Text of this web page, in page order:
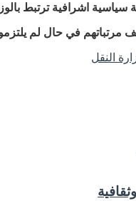
اشرافية ترتبط
مرتباتهم في حال لم
النقل